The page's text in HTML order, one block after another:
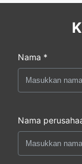
Nama *
Nama